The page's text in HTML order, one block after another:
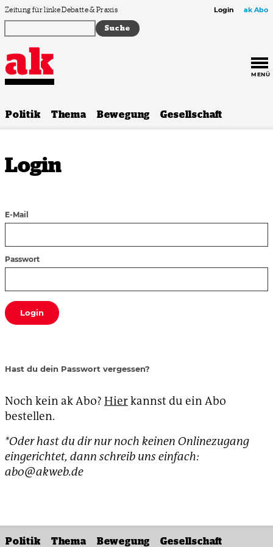
Zum Inhalt springen
Zeitung für linke Debatte & Praxis Login ak Abo
MENÜ
Politik Thema Bewegung Gesellschaft
Login
E-Mail
Passwort
Login
Hast du dein Passwort vergessen?
Noch kein ak Abo? Hierkannst du ein Abo
bestellen.
*Oder hast du dir nur noch keinen Onlinezugang
eingerichtet, dann schreib uns einfach:
abo@akweb.de
Politik Thema Bewegung Gesellschaft